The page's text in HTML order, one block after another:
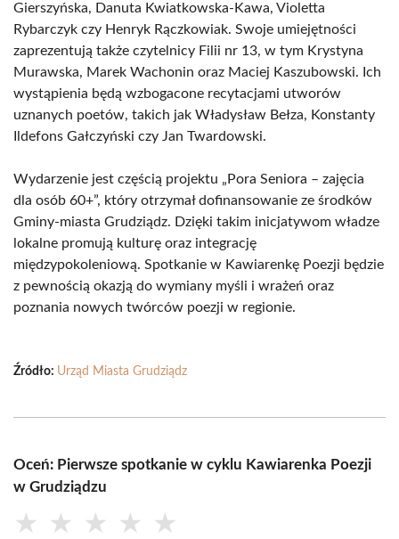
Gierszyńska, Danuta Kwiatkowska-Kawa, Violetta
Rybarczyk czy Henryk Rączkowiak. Swoje umiejętności
zaprezentują także czytelnicy Filii nr 13, w tym Krystyna
Murawska, Marek Wachonin oraz Maciej Kaszubowski. Ich
wystąpienia będą wzbogacone recytacjami utworów
uznanych poetów, takich jak Władysław Bełza, Konstanty
Ildefons Gałczyński czy Jan Twardowski.
Wydarzenie jest częścią projektu „Pora Seniora – zajęcia
dla osób 60+”, który otrzymał dofinansowanie ze środków
Gminy-miasta Grudziądz. Dzięki takim inicjatywom władze
lokalne promują kulturę oraz integrację
międzypokoleniową. Spotkanie w Kawiarenkę Poezji będzie
z pewnością okazją do wymiany myśli i wrażeń oraz
poznania nowych twórców poezji w regionie.
Źródło: Urząd Miasta Grudziądz
Oceń: Pierwsze spotkanie w cyklu Kawiarenka Poezji
w Grudziądzu
★ ★ ★ ★ ★